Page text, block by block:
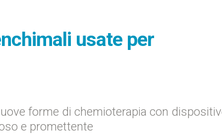
usate per
forme di chemioterapia con
e promettente